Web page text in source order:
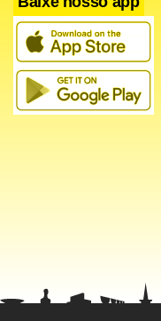
deputados se
cargo de primeiro-